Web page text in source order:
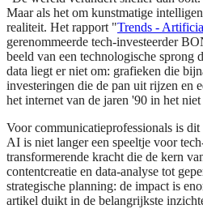
Maar als het om kunstmatige
realiteit. Het rapport "Trends -
gerenommeerde tech-investeerder
beeld van een technologische sprong
data liegt er niet om: grafieken die
investeringen die de pan uit rijzen en
het internet van de jaren '90 in het
Voor communicatieprofessionals is
AI is niet langer een speeltje voor
transformerende kracht die de kern
contentcreatie en data-analyse tot
strategische planning: de impact is
artikel duikt in de belangrijkste